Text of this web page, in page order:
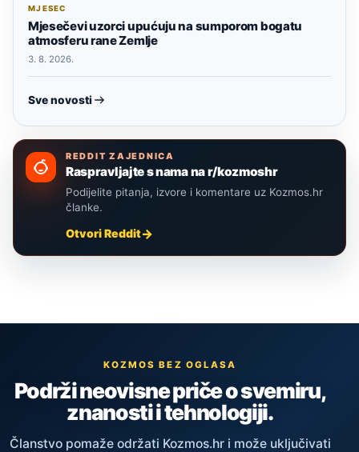
MJESEC
Mjesečevi uzorci upućuju na sumporom bogatu
atmosferu rane Zemlje
3. 8. 2026.
Sve novosti
REDDIT ZAJEDNICA
Raspravljajte s nama na r/kozmoshr
Podijelite pitanja, izvore i komentare uz Kozmos.hr
članke.
Otvori Reddit
KOZMOS BEZ OGLASA
Podrži neovisne priče o svemiru,
znanosti i tehnologiji.
Članstvo pomaže održati Kozmos.hr i može uključivati